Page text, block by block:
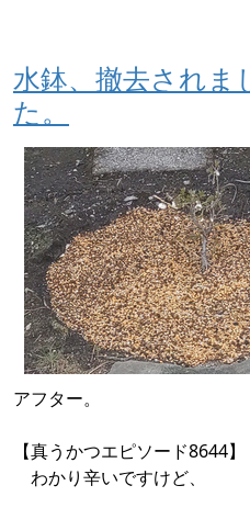
水鉢、撤去されま
た。
アフター。
【真うかつエピソード8644】
わかり辛いですけど、